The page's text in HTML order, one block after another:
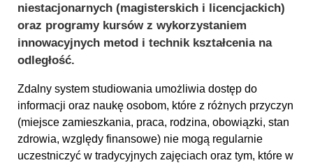
niestacjonarnych (magisterskich i licencjackich)
oraz programy kursów z wykorzystaniem
innowacyjnych metod i technik kształcenia na
odległość.
Zdalny system studiowania umożliwia dostęp do
informacji oraz naukę osobom, które z różnych przyczyn
(miejsce zamieszkania, praca, rodzina, obowiązki, stan
zdrowia, względy finansowe) nie mogą regularnie
uczestniczyć w tradycyjnych zajęciach oraz tym, które w